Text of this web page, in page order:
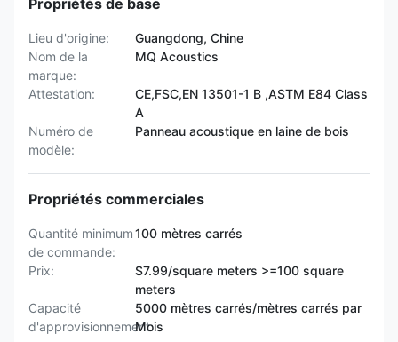
Propriétés de base
Lieu d'origine:
Guangdong, Chine
Nom de la
marque:
MQ Acoustics
Attestation:
CE,FSC,EN 13501-1 B ,ASTM E84 Class
A
Numéro de
modèle:
Panneau acoustique en laine de bois
Propriétés commerciales
Quantité minimum
de commande:
100 mètres carrés
Prix:
$7.99/square meters >=100 square
meters
Capacité
d'approvisionnement:
5000 mètres carrés/mètres carrés par
Mois